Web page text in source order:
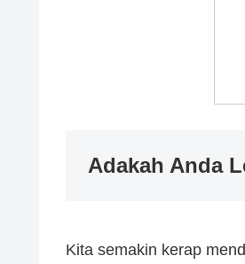
Adakah Anda
Kita semakin kerap